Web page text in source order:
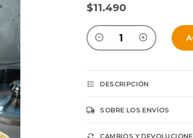
$11.490
DESCRIPCIÓN
SOBRE LOS ENVÍOS
CAMBIOS Y